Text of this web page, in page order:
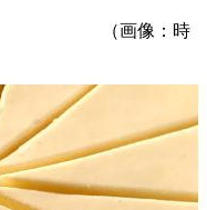
（画像：時